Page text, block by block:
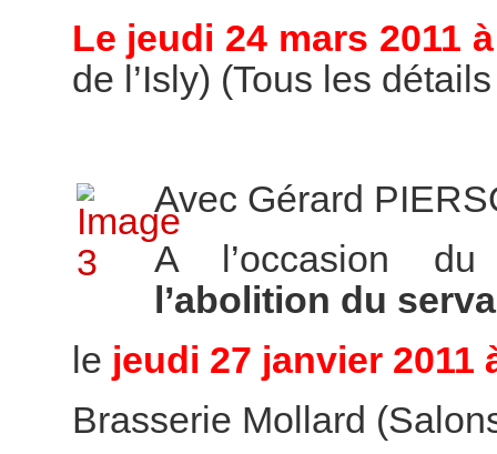
Le jeudi 24 mars 2011
de l’Isly) (Tous les
Avec Gérard
A l’occasion
l’abolition du
le jeudi 27 janvier 2011
Brasserie Mollard